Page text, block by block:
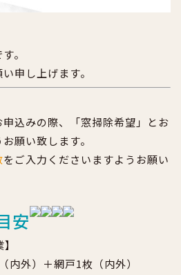
。
申し上げます。
込みの際、「窓掃除希望」とお
願い致します。
をご入力くださいますようお願い
安
外）＋網戸1枚（内外）